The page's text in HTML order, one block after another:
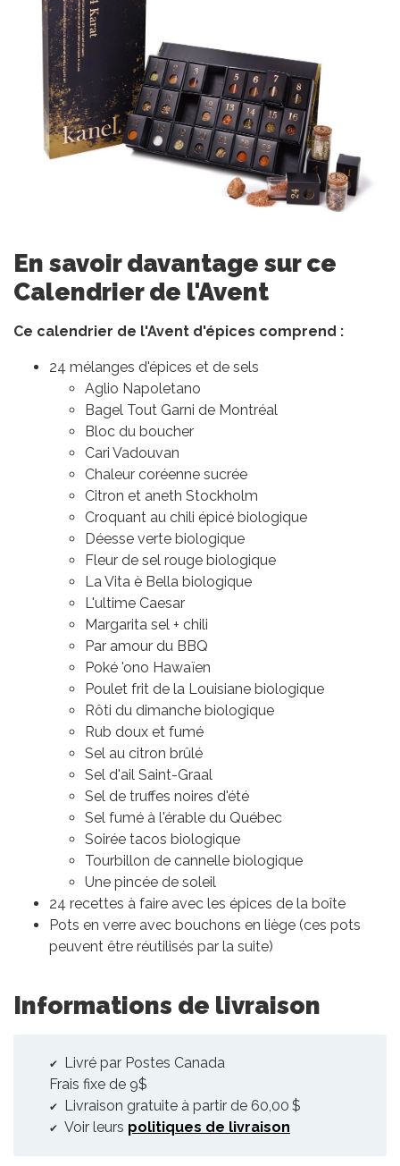
En savoir davantage sur ce
Calendrier de l'Avent
Ce calendrier de l'Avent d'épices comprend :
24 mélanges d'épices et de sels
Aglio Napoletano
Bagel Tout Garni de Montréal
Bloc du boucher
Cari Vadouvan
Chaleur coréenne sucrée
Citron et aneth Stockholm
Croquant au chili épicé biologique
Déesse verte biologique
Fleur de sel rouge biologique
La Vita è Bella biologique
L'ultime Caesar
Margarita sel + chili
Par amour du BBQ
Poké 'ono Hawaïen
Poulet frit de la Louisiane biologique
Rôti du dimanche biologique
Rub doux et fumé
Sel au citron brûlé
Sel d'ail Saint-Graal
Sel de truffes noires d'été
Sel fumé à l'érable du Québec
Soirée tacos biologique
Tourbillon de cannelle biologique
Une pincée de soleil
24 recettes à faire avec les épices de la boîte
Pots en verre avec bouchons en liège (ces pots
peuvent être réutilisés par la suite)
Informations de livraison
Livré par Postes Canada
Frais fixe de 9$
Livraison gratuite à partir de 60,00 $
Voir leurs politiques de livraison